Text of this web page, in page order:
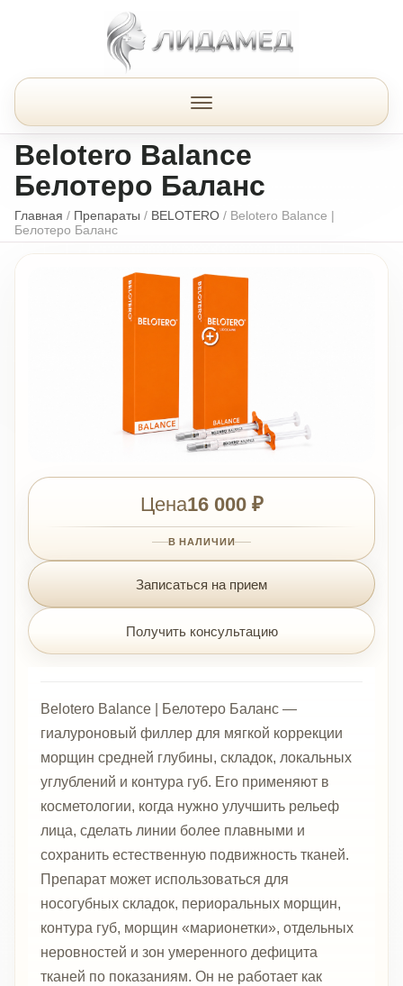
Belotero Balance
Белотеро Баланс
Главная / Препараты / BELOTERO / Belotero Balance |
Белотеро Баланс
Цена16 000 ₽
В НАЛИЧИИ
Записаться на прием
Получить консультацию
Belotero Balance | Белотеро Баланс —
гиалуроновый филлер для мягкой коррекции
морщин средней глубины, складок, локальных
углублений и контура губ. Его применяют в
косметологии, когда нужно улучшить рельеф
лица, сделать линии более плавными и
сохранить естественную подвижность тканей.
Препарат может использоваться для
носогубных складок, периоральных морщин,
контура губ, морщин «марионетки», отдельных
неровностей и зон умеренного дефицита
тканей по показаниям. Он не работает как